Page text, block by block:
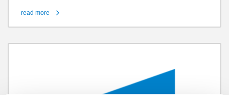
read more